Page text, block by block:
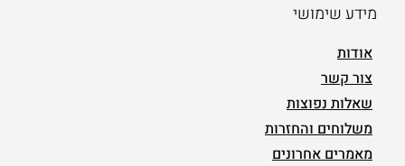
מידע שימושי
אודות
צור קשר
שאלות נפוצות
משלוחים והחזרות
מאמרים אחרונים